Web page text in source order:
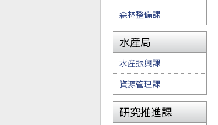
森林整備課
水産局
水産振興課
資源管理課
研究推進課